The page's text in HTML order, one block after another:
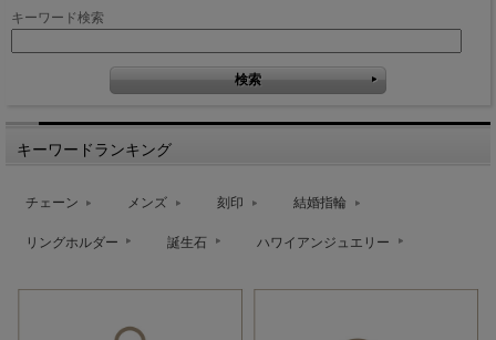
キーワード検索
キーワードランキング
チェーン メンズ 刻印 結婚指輪
リングホルダー 誕生石 ハワイアンジュエリー